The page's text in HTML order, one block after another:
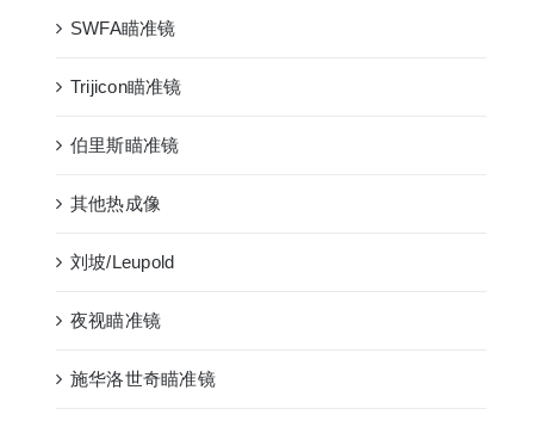
SWFA瞄准镜
Trijicon瞄准镜
伯里斯瞄准镜
其他热成像
刘坡/Leupold
夜视瞄准镜
施华洛世奇瞄准镜